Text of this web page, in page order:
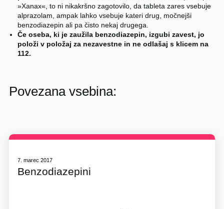
»Xanax«, to ni nikakršno zagotovilo, da tableta zares vsebuje
alprazolam, ampak lahko vsebuje kateri drug, močnejši
benzodiazepin ali pa čisto nekaj drugega.
Če oseba, ki je zaužila benzodiazepin, izgubi zavest, jo
položi v položaj za nezavestne in ne odlašaj s klicem na
112.
Povezana vsebina:
7. marec 2017
Benzodiazepini